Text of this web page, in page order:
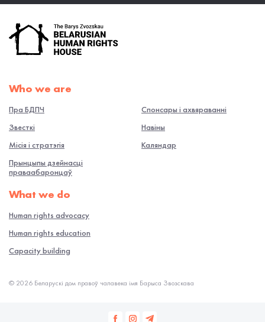
Who we are
Пра БДПЧ
Звесткі
Місія і стратэгія
Прынцыпы дзейнасці
праваабаронцаў
Спонсары і ахвяраванні
Навiны
Каляндар
What we do
Human rights advocacy
Human rights education
Capacity building
© 2026 Беларускі дом правоў чалавека імя Барыса Звозскава